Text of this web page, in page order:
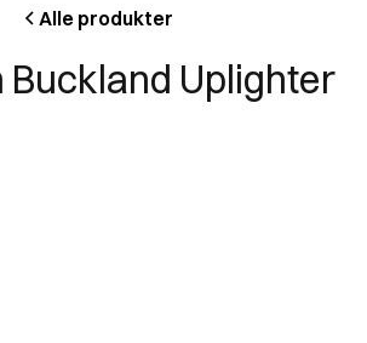
Alle produkter
Buckland Uplighter